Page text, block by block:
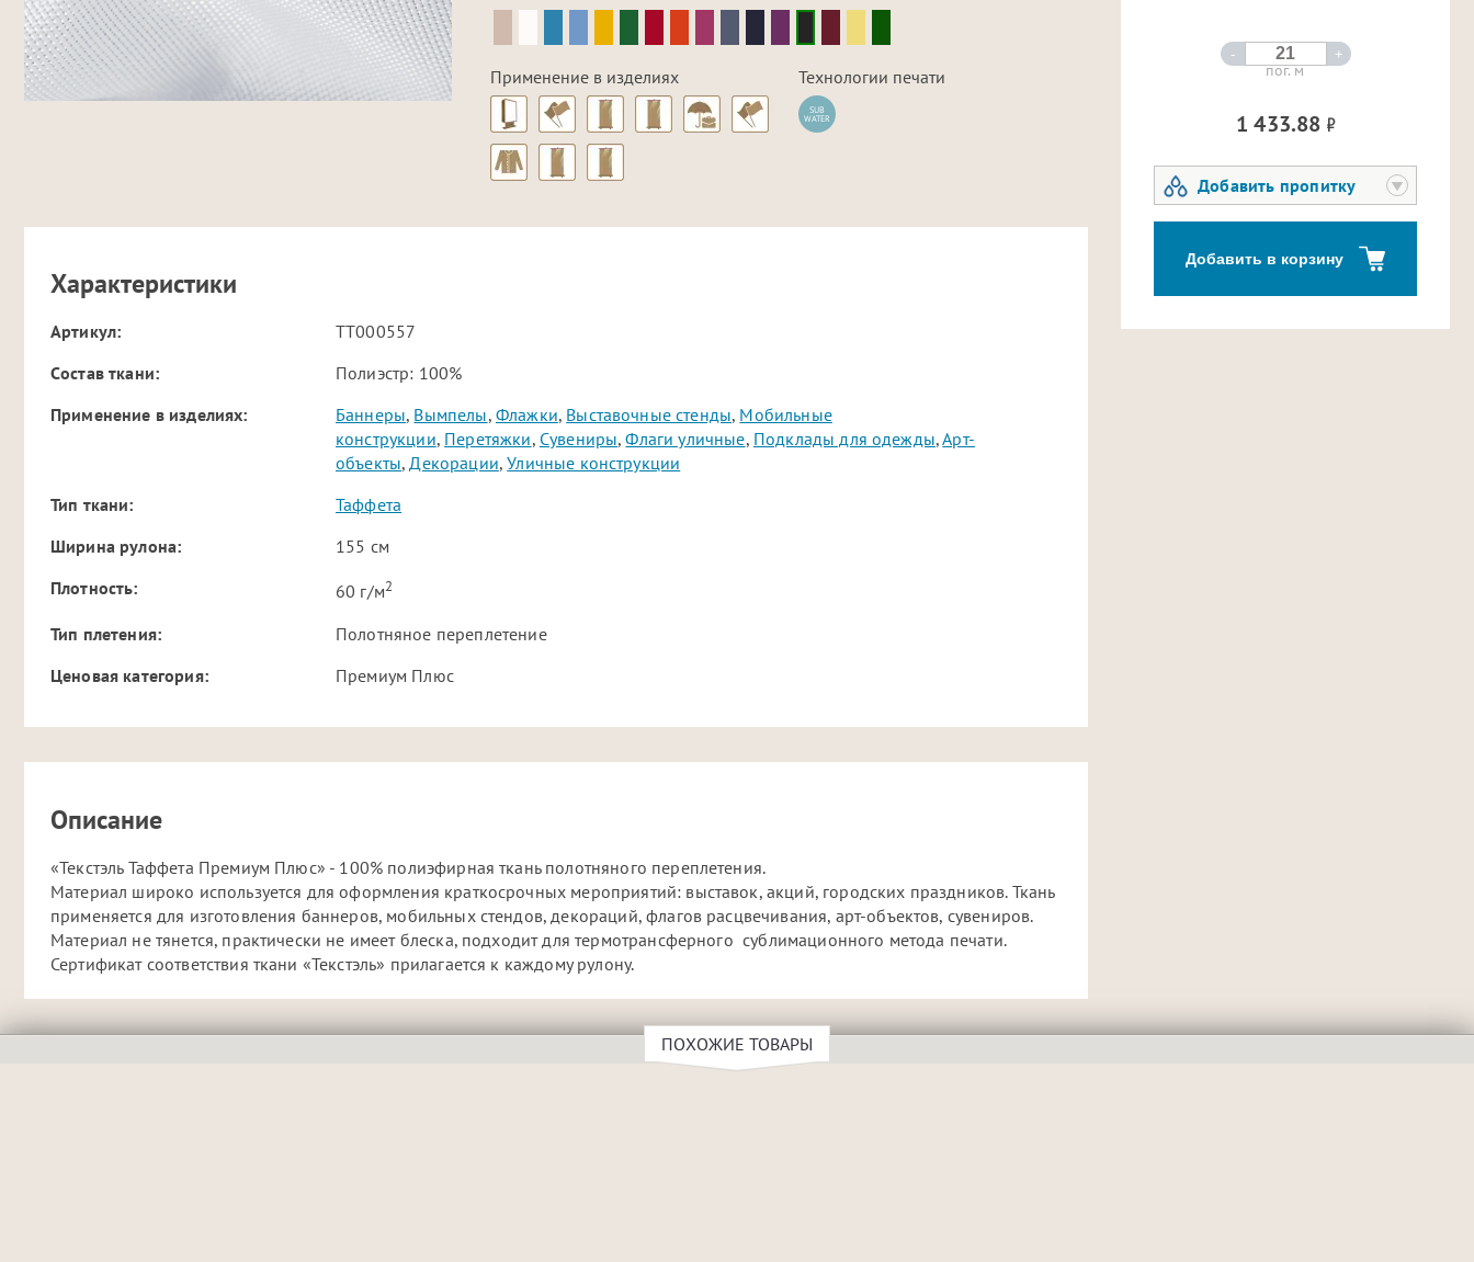
Применение в изделиях Технологии печати
SUB
WATER
Характеристики
Артикул:
TT000557
Cостав ткани:
Полиэстр: 100%
Применение в изделиях:
Баннеры, Вымпелы, Флажки, Выставочные стенды, Мобильные
конструкции, Перетяжки, Сувениры,Флаги уличные, Подклады для одежды,Арт-
объекты,Декорации,Уличные конструкции
Тип ткани:
Таффета
Ширина рулона:
155 см
Плотность:
60 г/м2
Тип плетения:
Полотняное переплетение
Ценовая категория:
Премиум Плюс
Описание
«Текстэль Таффета Премиум Плюс» - 100% полиэфирная ткань полотняного переплетения.
Материал широко используется для оформления краткосрочных мероприятий: выставок, акций, городских праздников. Ткань
применяется для изготовления баннеров, мобильных стендов, декораций, флагов расцвечивания, арт-объектов, сувениров.
Материал не тянется, практически не имеет блеска, подходит для термотрансферного сублимационного метода печати.
Сертификат соответствия ткани «Текстэль» прилагается к каждому рулону.
- +
пог. м
1 433.88
Добавить пропитку
Добавить в корзину
ПОХОЖИЕ ТОВАРЫ